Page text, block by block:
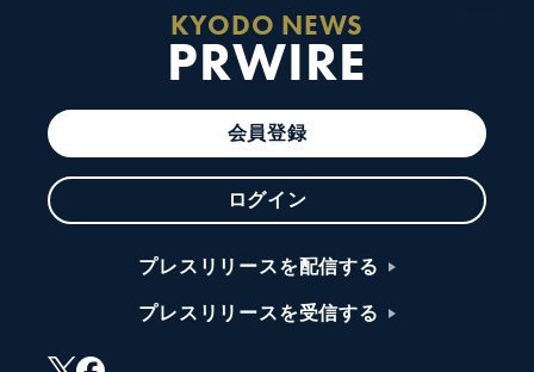
KYODO NEWS
PRWIRE
会員登録
ログイン
プレスリリースを配信する
プレスリリースを受信する